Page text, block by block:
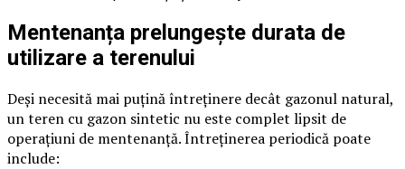
Mentenanța prelungește durata de
utilizare a terenului
Deși necesită mai puțină întreținere decât gazonul natural,
un teren cu gazon sintetic nu este complet lipsit de
operațiuni de mentenanță. Întreținerea periodică poate
include: